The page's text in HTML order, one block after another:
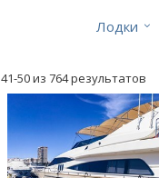
Лодки
41-50 из 764 результатов